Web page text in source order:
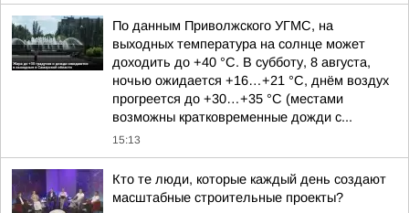
По данным Приволжского УГМС, на
выходных температура на солнце может
доходить до +40 °C. В субботу, 8 августа,
ночью ожидается +16…+21 °C, днём воздух
прогреется до +30…+35 °C (местами
возможны кратковременные дожди с...
15:13
Кто те люди, которые каждый день создают
масштабные строительные проекты?